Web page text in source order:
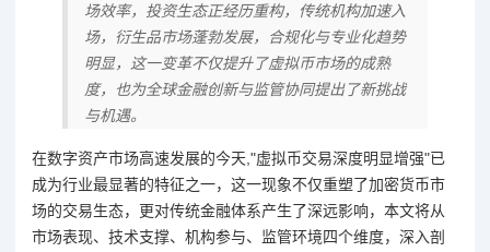
场效率，投资生态正经历重构，传统机构加速入
场，衍生品市场蓬勃发展，合规化与专业化趋势
明显，这一变革不仅提升了虚拟币市场的成熟
度，也为全球金融创新与监管协同提出了新挑战
与机遇。
在数字资产市场高速发展的今天,"虚拟币交易深度明显增强"已
成为行业最显著的特征之一，这一现象不仅重塑了加密货币市
场的交易生态，更对传统金融体系产生了深远影响，本文将从
市场表现、技术支撑、机构参与、监管环境四个维度，深入剖